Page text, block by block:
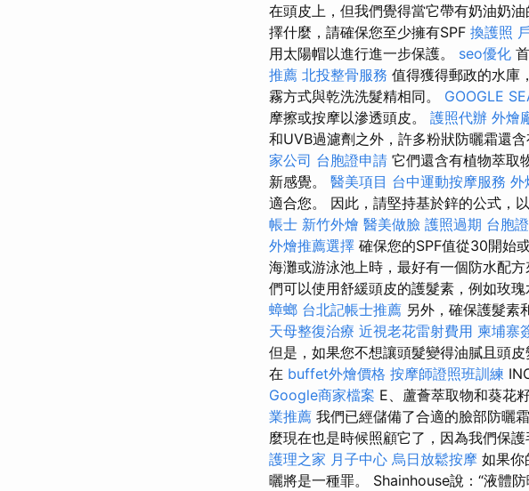
在頭皮上，但我們覺得當它帶有奶油奶
擇什麼，請確保您至少擁有SPF 換護照
用太陽帽以進行進一步保護。 seo優化
推薦 北投整骨服務 值得獲得郵政的水庫
霧方式與乾洗洗髮精相同。 GOOGLE
摩擦或按摩以滲透頭皮。 護照代辦 外燴
和UVB過濾劑之外，許多粉狀防曬霜還
家公司 台胞證申請 它們還含有植物萃取
新感覺。 醫美項目 台中運動按摩服務 外
適合您。 因此，請堅持基於鋅的公式，
帳士 新竹外燴 醫美做臉 護照過期 台胞
外燴推薦選擇 確保您的SPF值從30開始
海灘或游泳池上時，最好有一個防水配
們可以使用舒緩頭皮的護髮素，例如玫瑰
蟑螂 台北記帳士推薦 另外，確保護髮素
天母整復治療 近視老花雷射費用 柬埔寨
但是，如果您不想讓頭髮變得油膩且頭
在 buffet外燴價格 按摩師證照班訓練
Google商家檔案 E、蘆薈萃取物和葵花
業推薦 我們已經儲備了合適的臉部防曬
麼現在也是時候照顧它了，因為我們保
護理之家 月子中心 烏日放鬆按摩 如果你
曬將是一種罪。 Shainhouse說：“液體